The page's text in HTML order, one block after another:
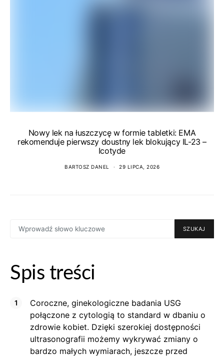
Nowy lek na łuszczycę w formie tabletki: EMA
rekomenduje pierwszy doustny lek blokujący IL-23 –
Icotyde
BARTOSZ DANEL 29 LIPCA, 2026
FOR:
SZUKAJ
Spis treści
Coroczne, ginekologiczne badania USG
połączone z cytologią to standard w dbaniu o
zdrowie kobiet. Dzięki szerokiej dostępności
ultrasonografii możemy wykrywać zmiany o
bardzo małych wymiarach, jeszcze przed